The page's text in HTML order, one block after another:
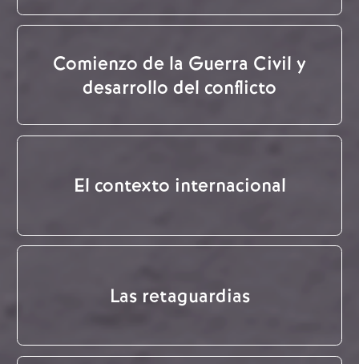
Comienzo de la Guerra Civil y
desarrollo del conflicto
El contexto internacional
Las retaguardias